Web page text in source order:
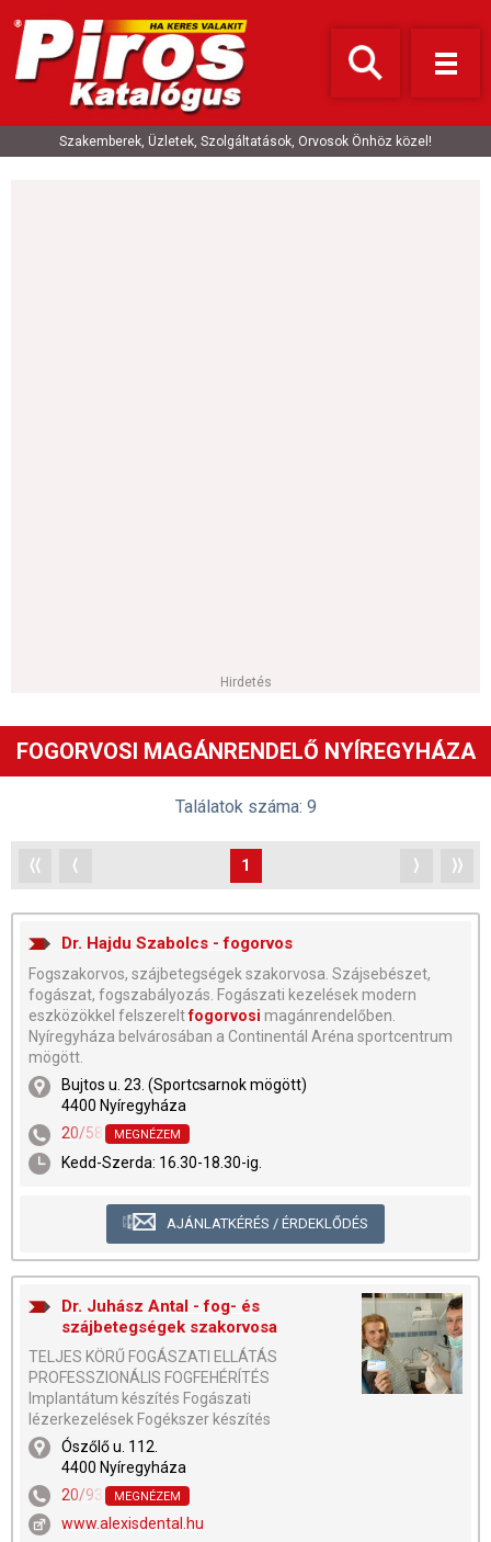
Szakemberek, Üzletek, Szolgáltatások, Orvosok Önhöz közel!
Hirdetés
FOGORVOSI MAGÁNRENDELŐ NYÍREGYHÁZA
Találatok száma: 9
⟨⟨ ⟨ 1 ⟩ ⟩⟩
Dr. Hajdu Szabolcs - fogorvos
Fogszakorvos, szájbetegségek szakorvosa. Szájsebészet,
fogászat, fogszabályozás. Fogászati kezelések modern
eszközökkel felszereltfogorvosi magánrendelőben.
Nyíregyháza belvárosában a Continentál Aréna sportcentrum
mögött.
Bujtos u. 23. (Sportcsarnok mögött)
4400 Nyíregyháza
20/58-33-756
MEGNÉZEM
Kedd-Szerda: 16.30-18.30-ig.
AJÁNLATKÉRÉS / ÉRDEKLŐDÉS
Dr. Juhász Antal - fog- és
szájbetegségek szakorvosa
TELJES KÖRŰ FOGÁSZATI ELLÁTÁS
PROFESSZIONÁLIS FOGFEHÉRÍTÉS
Implantátum készítés Fogászati
lézerkezelések Fogékszer készítés
Ószőlő u. 112.
4400 Nyíregyháza
20/9347-281
MEGNÉZEM
www.alexisdental.hu